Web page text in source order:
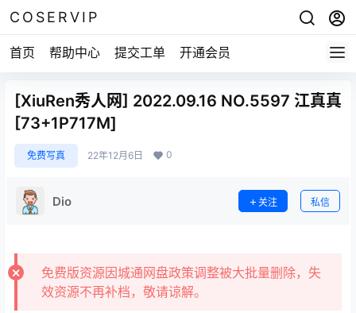
COSERVIP
首页 帮助中心 提交工单 开通会员
[XiuRen秀人网] 2022.09.16 NO.5597 江真真
[73+1P717M]
免费写真 22年12月6日 0
Dio 关注 私信
免费版资源因城通网盘政策调整被大批量删除，失
效资源不再补档，敬请谅解。